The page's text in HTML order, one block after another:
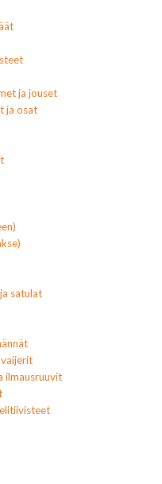
ja jouset
ja osat
satulat
ilmausruuvit